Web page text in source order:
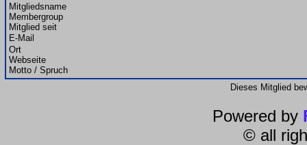
Mitgliedsname
Membergroup
Mitglied seit
E-Mail
Ort
Webseite
Motto / Spruch
Dieses Mitglied
Powered by
© all